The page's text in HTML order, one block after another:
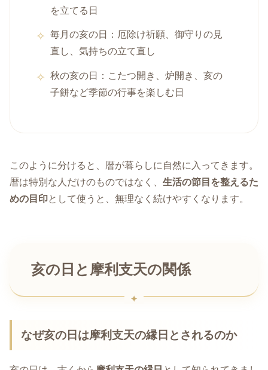
を立てる日
毎月の亥の日：厄除け祈願、御守りの見
直し、気持ちの立て直し
秋の亥の日：こたつ開き、炉開き、亥の
子餅など季節の行事を楽しむ日
このように分けると、暦が暮らしに自然に入ってきます。
暦は特別な人だけのものではなく、 生活の節目を整えるた
めの目印として使うと、無理なく続けやすくなります。
亥の日と摩利支天の関係
なぜ亥の日は摩利支天の縁日とされるのか